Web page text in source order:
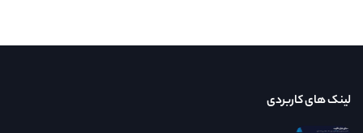
لینک های کاربردی